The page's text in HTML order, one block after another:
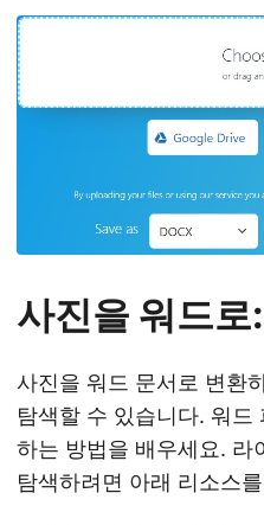
사진을 워드
사진을 워드 문서로 변환
탐색할 수 있습니다. 워
하는 방법을 배우세요. 라
탐색하려면 아래 리소스